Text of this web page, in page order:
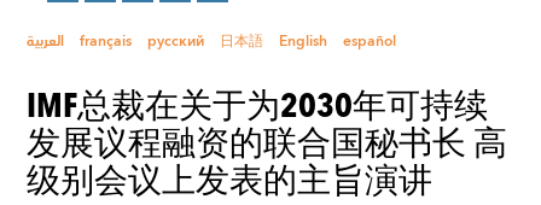
العربية français русский 日本語 English español
IMF总裁在关于为2030年可持续
发展议程融资的联合国秘书长 高
级别会议上发表的主旨演讲